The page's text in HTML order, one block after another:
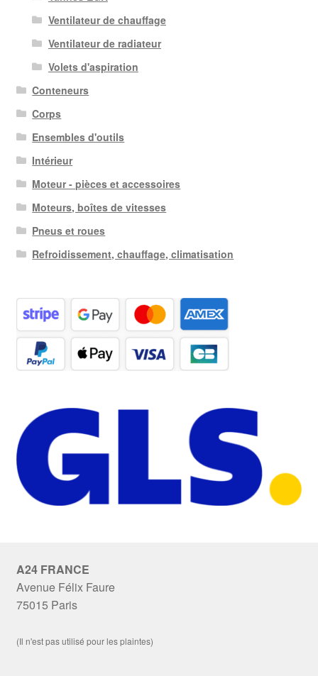
Ventilateur de chauffage
Ventilateur de radiateur
Volets d'aspiration
Conteneurs
Corps
Ensembles d'outils
Intérieur
Moteur - pièces et accessoires
Moteurs, boîtes de vitesses
Pneus et roues
Refroidissement, chauffage, climatisation
A24 FRANCE
Avenue Félix Faure
75015 Paris
(Il n'est pas utilisé pour les plaintes)